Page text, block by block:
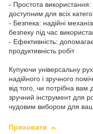
- Простота використання:
доступним для всіх
- Безпека: надійні
безпеку під час
- Ефективність:
продуктивність робіт
Купуючи універсальну
надійного і зручного
від того, чи потрібна
зручний інструмент для
чудовим вибором для
Приховати